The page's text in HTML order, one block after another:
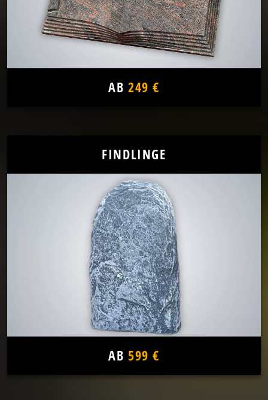
AB 249 €
FINDLINGE
AB 599 €